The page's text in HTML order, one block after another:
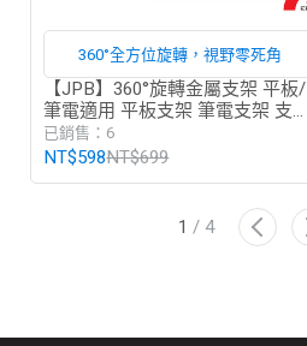
360°全方位旋轉，視野零死角
【JPB】360°旋轉金屬支架 平板/
筆電適用 平板支架 筆電支架 支架
摺疊支架
已銷售：6
NT$598NT$699
1 /4